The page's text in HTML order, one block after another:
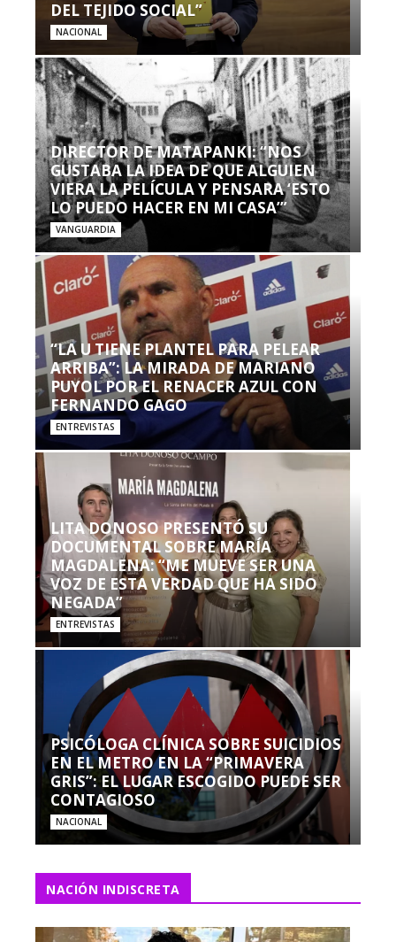
DEL TEJIDO SOCIAL”
NACIONAL
DIRECTOR DE MATAPANKI: “NOS
GUSTABA LA IDEA DE QUE ALGUIEN
VIERA LA PELÍCULA Y PENSARA ‘ESTO
LO PUEDO HACER EN MI CASA’”
VANGUARDIA
“LA U TIENE PLANTEL PARA PELEAR
ARRIBA”: LA MIRADA DE MARIANO
PUYOL POR EL RENACER AZUL CON
FERNANDO GAGO
ENTREVISTAS
LITA DONOSO PRESENTÓ SU
DOCUMENTAL SOBRE MARÍA
MAGDALENA: “ME MUEVE SER UNA
VOZ DE ESTA VERDAD QUE HA SIDO
NEGADA”
ENTREVISTAS
PSICÓLOGA CLÍNICA SOBRE SUICIDIOS
EN EL METRO EN LA “PRIMAVERA
GRIS”: EL LUGAR ESCOGIDO PUEDE SER
CONTAGIOSO
NACIONAL
NACIÓN INDISCRETA